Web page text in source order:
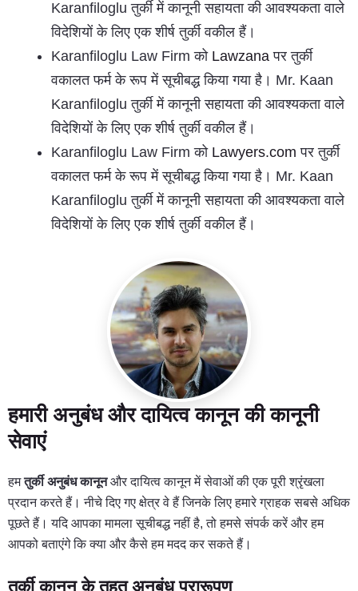
Karanfiloglu तुर्की में कानूनी सहायता की आवश्यकता वाले
विदेशियों के लिए एक शीर्ष तुर्की वकील हैं।
Karanfiloglu Law Firm को Lawzana पर तुर्की
वकालत फर्म के रूप में सूचीबद्ध किया गया है। Mr. Kaan
Karanfiloglu तुर्की में कानूनी सहायता की आवश्यकता वाले
विदेशियों के लिए एक शीर्ष तुर्की वकील हैं।
Karanfiloglu Law Firm को Lawyers.comपर तुर्की
वकालत फर्म के रूप में सूचीबद्ध किया गया है। Mr. Kaan
Karanfiloglu तुर्की में कानूनी सहायता की आवश्यकता वाले
विदेशियों के लिए एक शीर्ष तुर्की वकील हैं।
हमारी अनुबंध और दायित्व कानून की कानूनी
सेवाएं
हमतुर्की अनुबंध कानूनऔर दायित्व कानून में सेवाओं की एक पूरी श्रृंखला
प्रदान करते हैं। नीचे दिए गए क्षेत्र वे हैं जिनके लिए हमारे ग्राहक सबसे अधिक
पूछते हैं। यदि आपका मामला सूचीबद्ध नहीं है, तो हमसे संपर्क करें और हम
आपको बताएंगे कि क्या और कैसे हम मदद कर सकते हैं।
तुर्की कानून के तहत अनुबंध प्रारूपण